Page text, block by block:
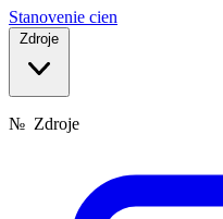
Stanovenie cien
Zdroje
№ Zdroje